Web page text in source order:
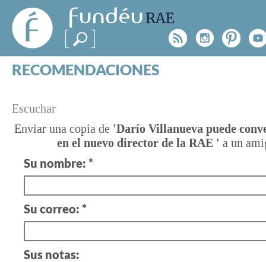
FundéuRAE
- Fundación
del Español
Urgente
Rss
RECOMENDACIONES
ESPECIALES
BLOG
NOTICIAS
SOBRE LA FUNDÉURAE
FundéuRAE es una fundación patrocinada por la
y la Real Academia Española, cuyo objetivo es
Internet.
¿TIENES
UNA
DUDA?
Consúltanos
Escuchar
Enviar una copia de 'Darío Villanueva puede
en el nuevo director de la RAE ' a un
Su nombre: *
Su correo: *
Sus notas: